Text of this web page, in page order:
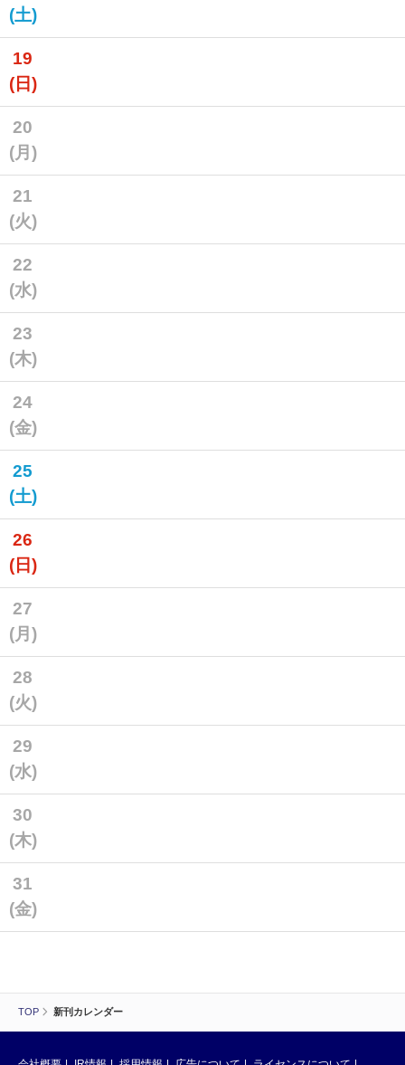
TOP 新刊カレンダー
(土)
19
(日)
20
(月)
21
(火)
22
(水)
23
(木)
24
(金)
25
(土)
26
(日)
27
(月)
28
(火)
29
(水)
30
(木)
31
(金)